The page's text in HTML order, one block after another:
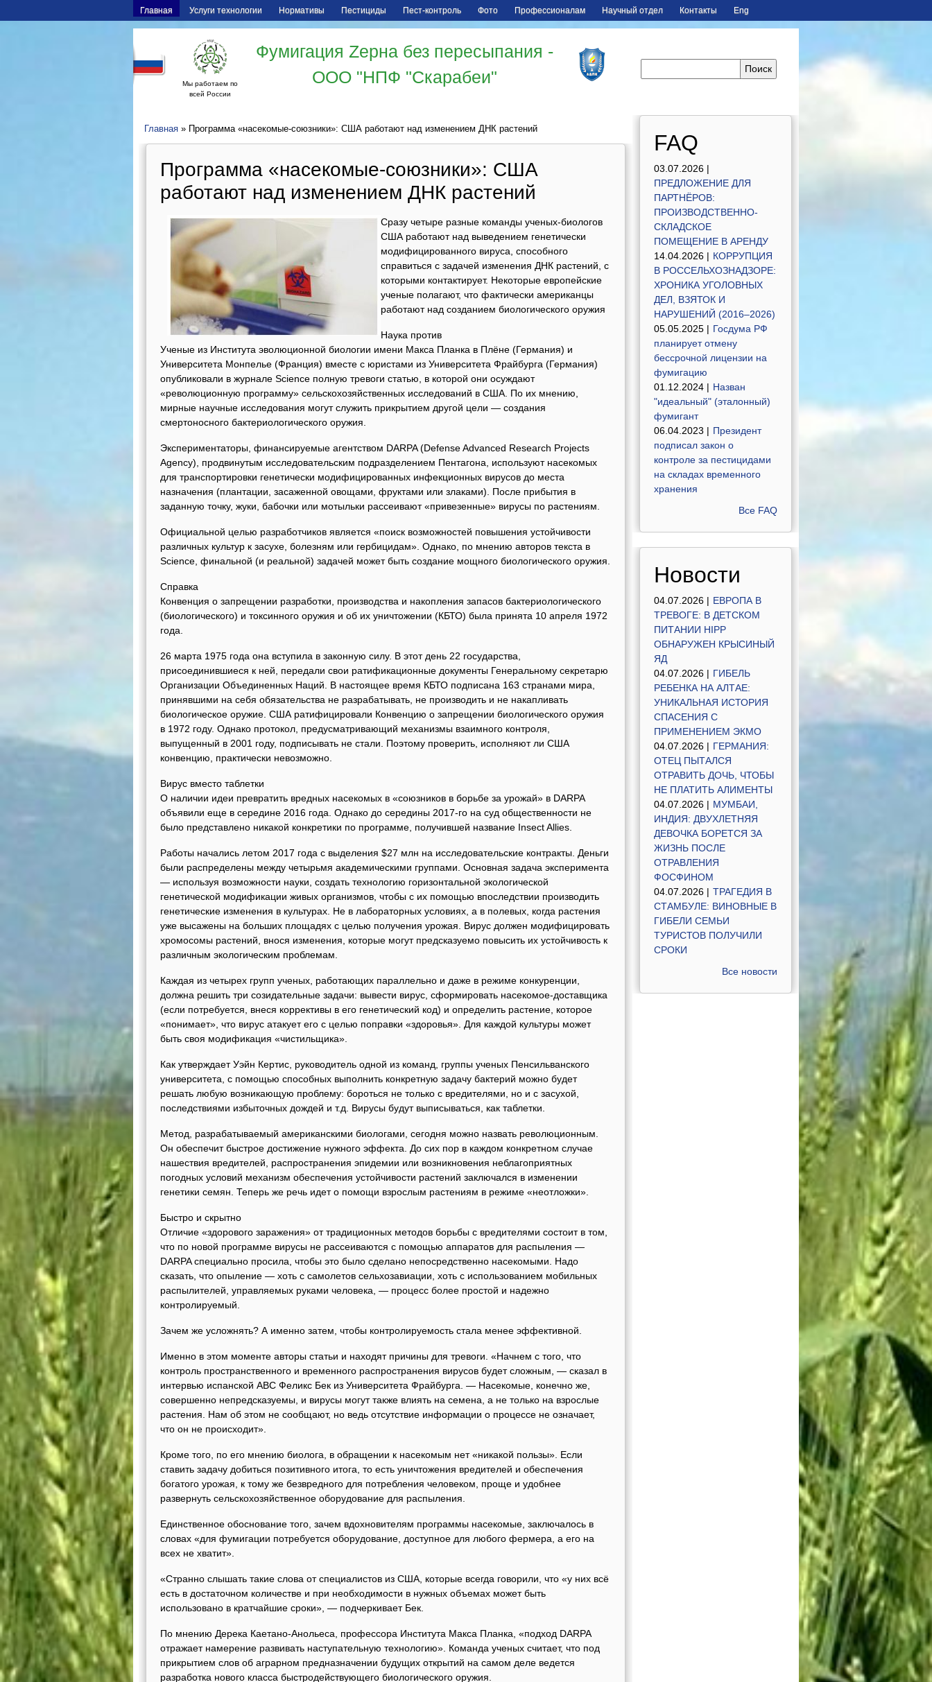
Главная Услуги технологии Нормативы Пестициды Пест-контроль Фото Профессионалам Научный отдел Контакты Eng
Мы работаем по
всей России
Фумигация Zерна без пересыпания -
ООО "НПФ "Скарабеи"
Главная » Программа «насекомые-союзники»: США работают над изменением ДНК растений
Программа «насекомые-союзники»: США
работают над изменением ДНК растений
Сразу четыре разные команды ученых-биологов
США работают над выведением генетически
модифицированного вируса, способного
справиться с задачей изменения ДНК растений, с
которыми контактирует. Некоторые европейские
ученые полагают, что фактически американцы
работают над созданием биологического оружия
Наука против
Ученые из Института эволюционной биологии имени Макса Планка в Плёне (Германия) и
Университета Монпелье (Франция) вместе с юристами из Университета Фрайбурга (Германия)
опубликовали в журнале Science полную тревоги статью, в которой они осуждают
«революционную программу» сельскохозяйственных исследований в США. По их мнению,
мирные научные исследования могут служить прикрытием другой цели — создания
смертоносного бактериологического оружия.
Экспериментаторы, финансируемые агентством DARPA (Defense Advanced Research Projects
Agency), продвинутым исследовательским подразделением Пентагона, используют насекомых
для транспортировки генетически модифицированных инфекционных вирусов до места
назначения (плантации, засаженной овощами, фруктами или злаками). После прибытия в
заданную точку, жуки, бабочки или мотыльки рассеивают «привезенные» вирусы по растениям.
Официальной целью разработчиков является «поиск возможностей повышения устойчивости
различных культур к засухе, болезням или гербицидам». Однако, по мнению авторов текста в
Science, финальной (и реальной) задачей может быть создание мощного биологического оружия.
Справка
Конвенция о запрещении разработки, производства и накопления запасов бактериологического
(биологического) и токсинного оружия и об их уничтожении (КБТО) была принята 10 апреля 1972
года.
26 марта 1975 года она вступила в законную силу. В этот день 22 государства,
присоединившиеся к ней, передали свои ратификационные документы Генеральному секретарю
Организации Объединенных Наций. В настоящее время КБТО подписана 163 странами мира,
принявшими на себя обязательства не разрабатывать, не производить и не накапливать
биологическое оружие. США ратифицировали Конвенцию о запрещении биологического оружия
в 1972 году. Однако протокол, предусматривающий механизмы взаимного контроля,
выпущенный в 2001 году, подписывать не стали. Поэтому проверить, исполняют ли США
конвенцию, практически невозможно.
Вирус вместо таблетки
О наличии идеи превратить вредных насекомых в «союзников в борьбе за урожай» в DARPA
объявили еще в середине 2016 года. Однако до середины 2017-го на суд общественности не
было представлено никакой конкретики по программе, получившей название Insect Allies.
Работы начались летом 2017 года с выделения $27 млн на исследовательские контракты. Деньги
были распределены между четырьмя академическими группами. Основная задача эксперимента
— используя возможности науки, создать технологию горизонтальной экологической
генетической модификации живых организмов, чтобы с их помощью впоследствии производить
генетические изменения в культурах. Не в лабораторных условиях, а в полевых, когда растения
уже высажены на больших площадях с целью получения урожая. Вирус должен модифицировать
хромосомы растений, внося изменения, которые могут предсказуемо повысить их устойчивость к
различным экологическим проблемам.
Каждая из четырех групп ученых, работающих параллельно и даже в режиме конкуренции,
должна решить три созидательные задачи: вывести вирус, сформировать насекомое-доставщика
(если потребуется, внеся коррективы в его генетический код) и определить растение, которое
«понимает», что вирус атакует его с целью поправки «здоровья». Для каждой культуры может
быть своя модификация «чистильщика».
Как утверждает Уэйн Кертис, руководитель одной из команд, группы ученых Пенсильванского
университета, с помощью способных выполнить конкретную задачу бактерий можно будет
решать любую возникающую проблему: бороться не только с вредителями, но и с засухой,
последствиями избыточных дождей и т.д. Вирусы будут выписываться, как таблетки.
Метод, разрабатываемый американскими биологами, сегодня можно назвать революционным.
Он обеспечит быстрое достижение нужного эффекта. До сих пор в каждом конкретном случае
нашествия вредителей, распространения эпидемии или возникновения неблагоприятных
погодных условий механизм обеспечения устойчивости растений заключался в изменении
генетики семян. Теперь же речь идет о помощи взрослым растениям в режиме «неотложки».
Быстро и скрытно
Отличие «здорового заражения» от традиционных методов борьбы с вредителями состоит в том,
что по новой программе вирусы не рассеиваются с помощью аппаратов для распыления —
DARPA специально просила, чтобы это было сделано непосредственно насекомыми. Надо
сказать, что опыление — хоть с самолетов сельхозавиации, хоть с использованием мобильных
распылителей, управляемых руками человека, — процесс более простой и надежно
контролируемый.
Зачем же усложнять? А именно затем, чтобы контролируемость стала менее эффективной.
Именно в этом моменте авторы статьи и находят причины для тревоги. «Начнем с того, что
контроль пространственного и временного распространения вирусов будет сложным, — сказал в
интервью испанской АВС Феликс Бек из Университета Фрайбурга. — Насекомые, конечно же,
совершенно непредсказуемы, и вирусы могут также влиять на семена, а не только на взрослые
растения. Нам об этом не сообщают, но ведь отсутствие информации о процессе не означает,
что он не происходит».
Кроме того, по его мнению биолога, в обращении к насекомым нет «никакой пользы». Если
ставить задачу добиться позитивного итога, то есть уничтожения вредителей и обеспечения
богатого урожая, к тому же безвредного для потребления человеком, проще и удобнее
развернуть сельскохозяйственное оборудование для распыления.
Единственное обоснование того, зачем вдохновителям программы насекомые, заключалось в
словах «для фумигации потребуется оборудование, доступное для любого фермера, а его на
всех не хватит».
«Странно слышать такие слова от специалистов из США, которые всегда говорили, что «у них всё
есть в достаточном количестве и при необходимости в нужных объемах может быть
использовано в кратчайшие сроки», — подчеркивает Бек.
По мнению Дерека Каетано-Анольеса, профессора Института Макса Планка, «подход DARPA
отражает намерение развивать наступательную технологию». Команда ученых считает, что под
прикрытием слов об аграрном предназначении будущих открытий на самом деле ведется
разработка нового класса быстродействующего биологического оружия.
FAQ
03.07.2026 |
ПРЕДЛОЖЕНИЕ ДЛЯ
ПАРТНЁРОВ:
ПРОИЗВОДСТВЕННО-
СКЛАДСКОЕ
ПОМЕЩЕНИЕ В АРЕНДУ
14.04.2026 | КОРРУПЦИЯ
В РОССЕЛЬХОЗНАДЗОРЕ:
ХРОНИКА УГОЛОВНЫХ
ДЕЛ, ВЗЯТОК И
НАРУШЕНИЙ (2016–2026)
05.05.2025 | Госдума РФ
планирует отмену
бессрочной лицензии на
фумигацию
01.12.2024 | Назван
"идеальный" (эталонный)
фумигант
06.04.2023 | Президент
подписал закон о
контроле за пестицидами
на складах временного
хранения
Все FAQ
Новости
04.07.2026 | ЕВРОПА В
ТРЕВОГЕ: В ДЕТСКОМ
ПИТАНИИ HIPP
ОБНАРУЖЕН КРЫСИНЫЙ
ЯД
04.07.2026 | ГИБЕЛЬ
РЕБЕНКА НА АЛТАЕ:
УНИКАЛЬНАЯ ИСТОРИЯ
СПАСЕНИЯ С
ПРИМЕНЕНИЕМ ЭКМО
04.07.2026 | ГЕРМАНИЯ:
ОТЕЦ ПЫТАЛСЯ
ОТРАВИТЬ ДОЧЬ, ЧТОБЫ
НЕ ПЛАТИТЬ АЛИМЕНТЫ
04.07.2026 | МУМБАИ,
ИНДИЯ: ДВУХЛЕТНЯЯ
ДЕВОЧКА БОРЕТСЯ ЗА
ЖИЗНЬ ПОСЛЕ
ОТРАВЛЕНИЯ
ФОСФИНОМ
04.07.2026 | ТРАГЕДИЯ В
СТАМБУЛЕ: ВИНОВНЫЕ В
ГИБЕЛИ СЕМЬИ
ТУРИСТОВ ПОЛУЧИЛИ
СРОКИ
Все новости